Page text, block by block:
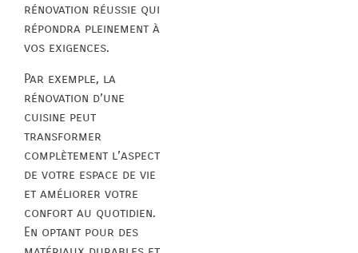
rénovation réussie qui
répondra pleinement à
vos exigences.
Par exemple, la
rénovation d’une
cuisine peut
transformer
complètement l’aspect
de votre espace de vie
et améliorer votre
confort au quotidien.
En optant pour des